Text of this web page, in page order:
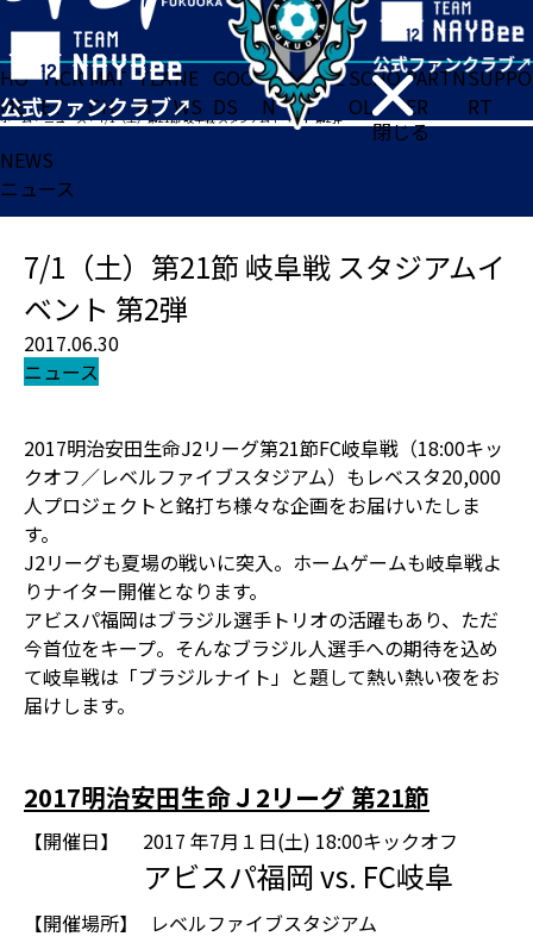
閉じる
HO
ME
TICK
ET
MAT
CH
TEA
M
NE
WS
GOO
DS
FA
N
ACADE
MY
SCHO
OL
PARTN
ER
SUPPO
RT
ホーム>ニュース>7/1（土）第21節 岐阜戦 スタジアムイベント 第2弾
NEWS
ニュース
7/1（土）第21節 岐阜戦 スタジアムイ
ベント 第2弾
2017.06.30
ニュース
2017明治安田生命J2リーグ第21節FC岐阜戦（18:00キッ
クオフ／レベルファイブスタジアム）もレベスタ20,000
人プロジェクトと銘打ち様々な企画をお届けいたしま
す。
J2リーグも夏場の戦いに突入。ホームゲームも岐阜戦よ
りナイター開催となります。
アビスパ福岡はブラジル選手トリオの活躍もあり、ただ
今首位をキープ。そんなブラジル人選手への期待を込め
て岐阜戦は「ブラジルナイト」と題して熱い熱い夜をお
届けします。
2017明治安田生命Ｊ2リーグ 第21節
【開催日】 2017 年7月１日(土) 18:00キックオフ
アビスパ福岡 vs. FC岐阜
【開催場所】 レベルファイブスタジアム